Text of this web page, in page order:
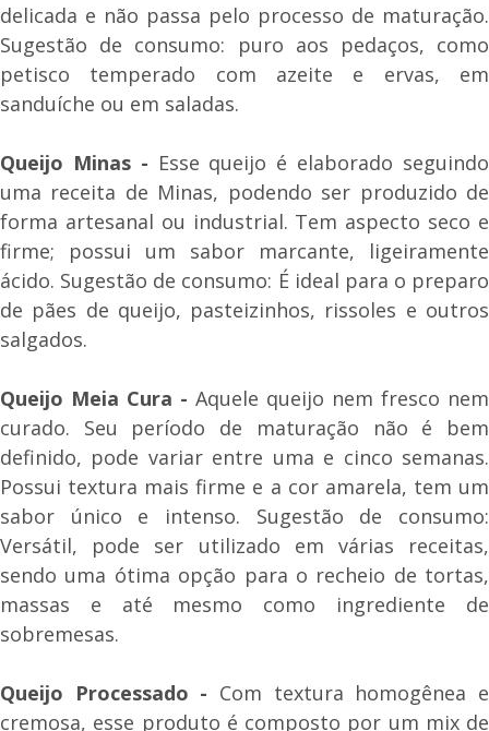
delicada e não passa pelo processo de maturação.
Sugestão de consumo: puro aos pedaços, como
petisco temperado com azeite e ervas, em
sanduíche ou em saladas.
Queijo Minas - Esse queijo é elaborado seguindo
uma receita de Minas, podendo ser produzido de
forma artesanal ou industrial. Tem aspecto seco e
firme; possui um sabor marcante, ligeiramente
ácido. Sugestão de consumo: É ideal para o preparo
de pães de queijo, pasteizinhos, rissoles e outros
salgados.
Queijo Meia Cura - Aquele queijo nem fresco nem
curado. Seu período de maturação não é bem
definido, pode variar entre uma e cinco semanas.
Possui textura mais firme e a cor amarela, tem um
sabor único e intenso. Sugestão de consumo:
Versátil, pode ser utilizado em várias receitas,
sendo uma ótima opção para o recheio de tortas,
massas e até mesmo como ingrediente de
sobremesas.
Queijo Processado - Com textura homogênea e
cremosa, esse produto é composto por um mix de